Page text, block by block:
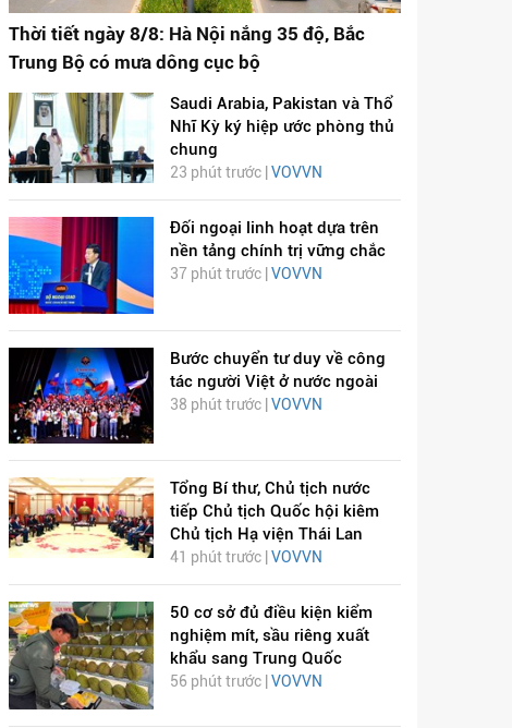
Thời tiết ngày 8/8: Hà Nội nắng 35 độ, Bắc
Trung Bộ có mưa dông cục bộ
Saudi Arabia, Pakistan và Thổ
Nhĩ Kỳ ký hiệp ước phòng thủ
chung
23 phút trước | VOVVN
Đối ngoại linh hoạt dựa trên
nền tảng chính trị vững chắc
37 phút trước | VOVVN
Bước chuyển tư duy về công
tác người Việt ở nước ngoài
38 phút trước |VOVVN
Tổng Bí thư, Chủ tịch nước
tiếp Chủ tịch Quốc hội kiêm
Chủ tịch Hạ viện Thái Lan
41 phút trước | VOVVN
50 cơ sở đủ điều kiện kiểm
nghiệm mít, sầu riêng xuất
khẩu sang Trung Quốc
56 phút trước | VOVVN